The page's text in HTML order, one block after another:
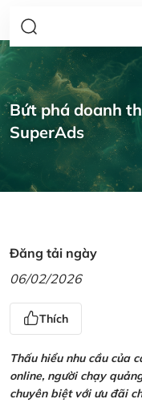
Bứt phá doanh
SuperAds
Đăng tải ngày
06/02/2026
Thích
Thấu hiểu nhu cầu của
online, người chạy
chuyên biệt với ưu đãi